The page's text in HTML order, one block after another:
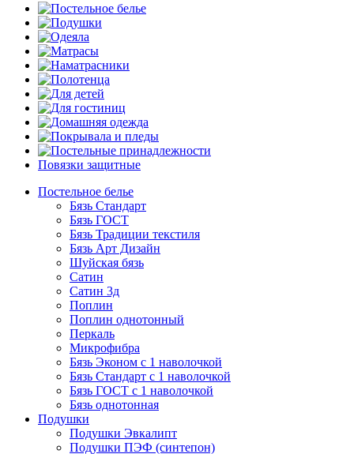
Постельное белье
Подушки
Одеяла
Матрасы
Наматрасники
Полотенца
Для детей
Для гостиниц
Домашняя одежда
Покрывала и пледы
Постельные принадлежности
Повязки защитные
Постельное белье
Бязь Стандарт
Бязь ГОСТ
Бязь Традиции текстиля
Бязь Арт Дизайн
Шуйская бязь
Сатин
Сатин 3д
Поплин
Поплин однотонный
Перкаль
Микрофибра
Бязь Эконом с 1 наволочкой
Бязь Стандарт с 1 наволочкой
Бязь ГОСТ с 1 наволочкой
Бязь однотонная
Подушки
Подушки Эвкалипт
Подушки ПЭФ (синтепон)